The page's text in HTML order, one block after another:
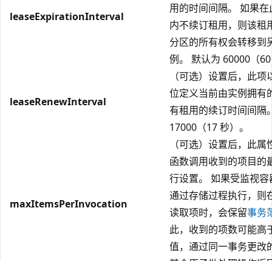
leaseExpirationInterval
用的时间间隔。 如果
内不续订租用，则该租
分区的所有权会转移到
例。 默认为 60000（
leaseRenewInterval
（可选）设置后，此项
位定义当前由实例拥有
有租用的续订时间间隔
17000（17 秒）。
maxItemsPerInvocation
（可选）设置后，此属
函数调用收到的项目的
行设置。 如果受监视
通过存储过程执行，则
读取项时，会保留事务
此，收到的项数可能高
值，通过同一事务更改